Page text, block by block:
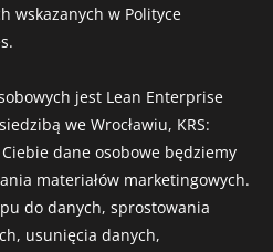
wskazanych w Polityce
jest Lean Enterprise
we Wrocławiu, KRS:
dane osobowe będziemy
materiałów marketingowych.
do danych, sprostowania
usunięcia danych,